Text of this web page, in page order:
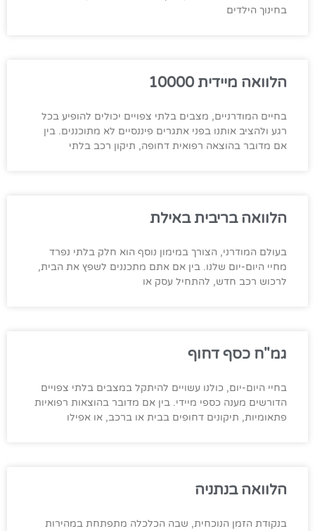
בחינוך הילדים
הלוואה מיידית 10000
בחיים המודרניים, מצבים בלתי צפויים יכולים להופיע בכל
רגע ולהציב אותנו בפני אתגרים פיננסיים לא מתוכננים. בין
אם מדובר בהוצאה רפואית דחופה, תיקון רכב בלתי
הלוואה בריבית באילת
בעולם המודרני, הצורך במימון נוסף הוא חלק בלתי נפרד
מחיי היום-יום שלנו. בין אם אתם מתכננים לשפץ את הבית,
לרכוש רכב חדש, להתחיל עסק או
גמ"ח כסף דחוף
בחיי היום-יום, כולנו עשויים להיתקל במצבים בלתי צפויים
הדורשים מענה כספי מיידי. בין אם מדובר בהוצאות רפואיות
פתאומיות, תיקונים דחופים בבית או ברכב, או אפילו
הלוואה בנתניה
בנקודת הזמן הנוכחית, שבה הכלכלה מתפתחת במהירות